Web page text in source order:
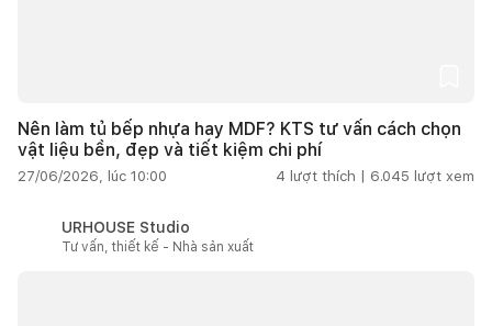
Nên làm tủ bếp nhựa hay MDF? KTS tư vấn cách chọn
vật liệu bền, đẹp và tiết kiệm chi phí
27/06/2026, lúc 10:00 4 lượt thích | 6.045 lượt xem
URHOUSE Studio
Tư vấn, thiết kế - Nhà sản xuất